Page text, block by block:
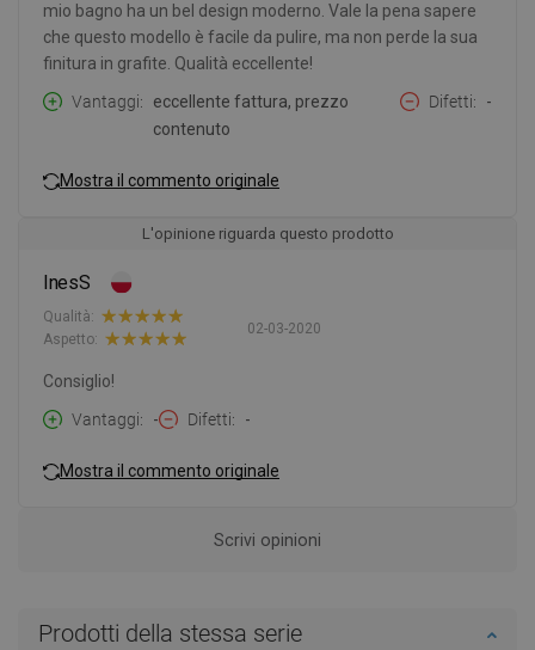
mio bagno ha un bel design moderno. Vale la pena sapere
che questo modello è facile da pulire, ma non perde la sua
finitura in grafite. Qualità eccellente!
Vantaggi
eccellente fattura, prezzo
contenuto
Difetti -
Mostra il commento originale
L'opinione riguarda questo prodotto
InesS
02-03-2020
Qualità:
Aspetto:
Consiglio!
Vantaggi
- Difetti -
Mostra il commento originale
Scrivi opinioni
Prodotti della stessa serie